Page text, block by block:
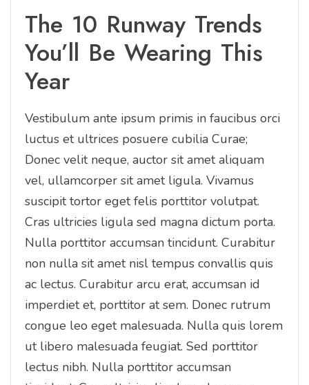
The 10 Runway Trends
You’ll Be Wearing This
Year
Vestibulum ante ipsum primis in faucibus orci
luctus et ultrices posuere cubilia Curae;
Donec velit neque, auctor sit amet aliquam
vel, ullamcorper sit amet ligula. Vivamus
suscipit tortor eget felis porttitor volutpat.
Cras ultricies ligula sed magna dictum porta.
Nulla porttitor accumsan tincidunt. Curabitur
non nulla sit amet nisl tempus convallis quis
ac lectus. Curabitur arcu erat, accumsan id
imperdiet et, porttitor at sem. Donec rutrum
congue leo eget malesuada. Nulla quis lorem
ut libero malesuada feugiat. Sed porttitor
lectus nibh. Nulla porttitor accumsan